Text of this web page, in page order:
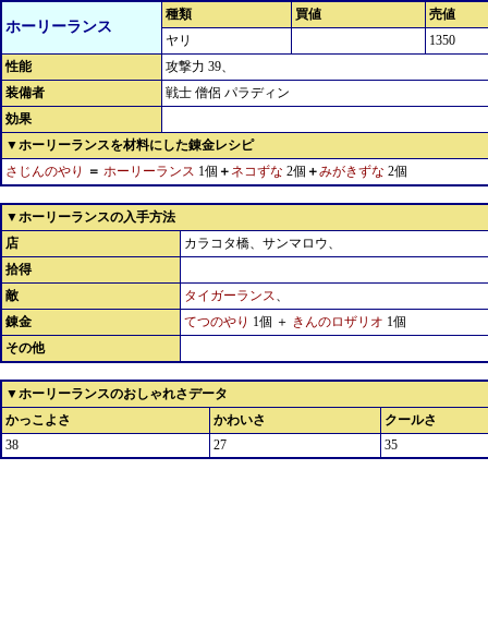
ホーリーランス
種類 買値
売値
ヤリ
1350
性能
攻撃力 39、
装備者
戦士 僧侶 パラディン
効果
▼ホーリーランスを材料にした錬金レシピ
さじんのやり ＝ ホーリーランス 1個 ＋ ネコずな 2個 ＋みがきずな 2個
▼ホーリーランスの入手方法
店
カラコタ橋、サンマロウ、
拾得
敵
タイガーランス、
錬金
てつのやり 1個 ＋ きんのロザリオ 1個
その他
▼ホーリーランスのおしゃれさデータ
かっこよさ
かわいさ
クールさ
38
27 35